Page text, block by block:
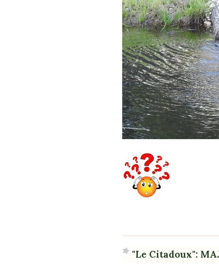
"Le Citadoux":